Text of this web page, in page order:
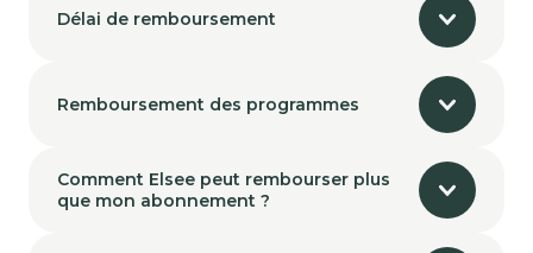
Délai de remboursement
Remboursement des programmes
Comment Elsee peut rembourser plus
que mon abonnement ?